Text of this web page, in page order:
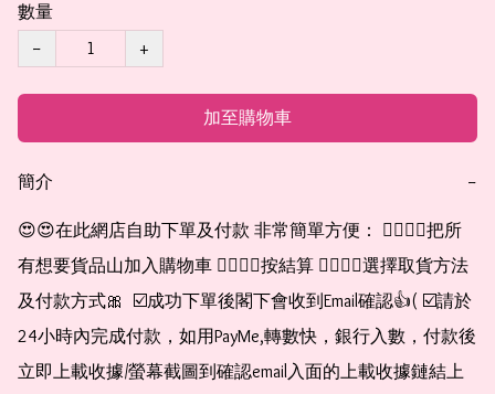
數量
−
+
加至購物車
簡介 −
😍😍在此網店自助下單及付款 非常簡單方便： 👉🏻👉🏻把所
有想要貨品山加入購物車 👉🏻👉🏻按結算 👉🏻👉🏻選擇取貨方法
及付款方式🎀  ☑️成功下單後閣下會收到Email確認👍( ☑️請於
24小時內完成付款，如用PayMe,轉數快，銀行入數，付款後
立即上載收據/螢幕截圖到確認email入面的上載收據鏈結上